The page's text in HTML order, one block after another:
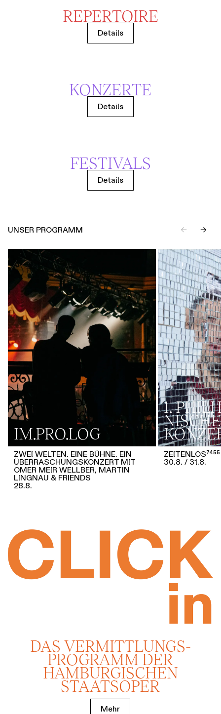
REPERTOIRE
Details
KONZERTE
Details
FESTIVALS
Details
UNSER PROGRAMM ← →
IM.PRO.LOG
ZWEI WELTEN. EINE BÜHNE. EIN
ÜBERRASCHUNGSKONZERT MIT
OMER MEIR WELLBER, MARTIN
LINGNAU & FRIENDS
28.8.
1.
ZEITENLOS⁷⁴⁵⁵
30.8.
31.8.
DAS VERMITTLUNGS­
PROGRAMM DER
HAMBURGISCHEN
STAATSOPER
Mehr